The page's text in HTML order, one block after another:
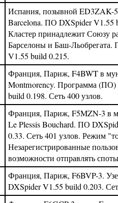
Испания, позывной ED3ZAK-5
Barcelona. ПО DXSpider V1.55
Кластер принадлежит Союзу
Барселоны и Баш-
V1.55 build 0.215.
Франция, Париж, F4BWT в
Montmorency. Программа
build 0.198. Сеть 400 узлов.
Франция, Париж, F5MZN-3 в
Le Plessis Bouchard. ПО
0.33. Сеть 401 узлов. Режим
Незарегистрированные
возможности отправлять
Франция, Париж, F6BVP-3.
DXSpider V1.55 build 0.203.